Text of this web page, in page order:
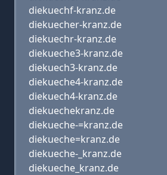
diekuechf-kranz.de
diekuecher-kranz.de
diekuechr-kranz.de
diekueche3-kranz.de
diekuech3-kranz.de
diekueche4-kranz.de
diekuech4-kranz.de
diekuechekranz.de
diekueche-=kranz.de
diekueche=kranz.de
diekueche-_kranz.de
diekueche_kranz.de